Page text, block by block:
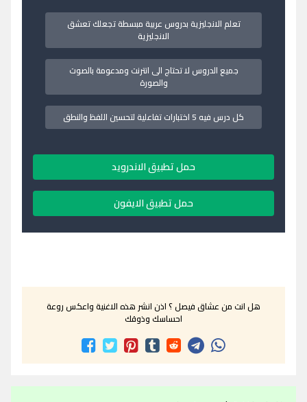
تعلم الانجليزية بدروس عربية مبسطة تجعلك تعشق
الانجليزية
جميع الدروس لا تحتاج الى انترنت ومدعومة بالصوت
والصورة
كل درس فيه 5 اختبارات تفاعلية لتحسين اللفظ والنطق
حمل تطبيق الاندرويد
حمل تطبيق الايفون
هل انت من عشاق فيصل ؟ اذن انشر هذه الاغنية واعكس روعة
احساسك وذوقك